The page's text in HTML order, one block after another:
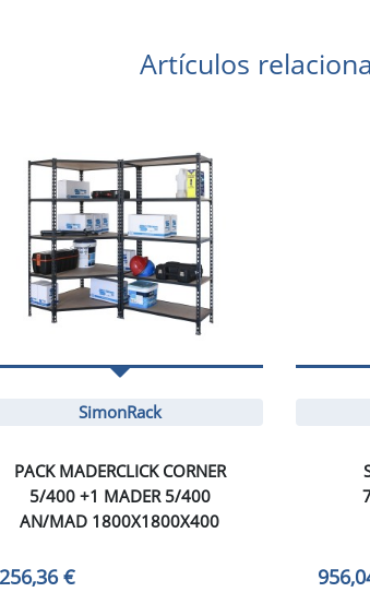
Artículos
SimonRack
PACK MADERCLICK CORNER
5/400 +1 MADER 5/400
AN/MAD 1800X1800X400
256,36 €